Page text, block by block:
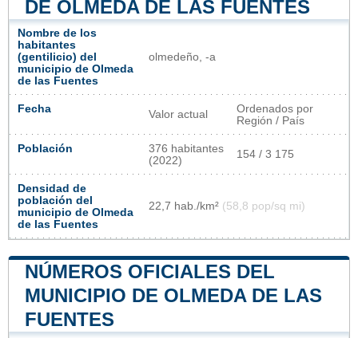
DE OLMEDA DE LAS FUENTES
Nombre de los
habitantes
(gentilicio) del
municipio de Olmeda
de las Fuentes
olmedeño, -a
Fecha Valor actual
Ordenados por
Región / País
Población
376 habitantes
(2022)
154 / 3 175
Densidad de
población del
municipio de Olmeda
de las Fuentes
22,7 hab./km² (58,8 pop/sq mi)
NÚMEROS OFICIALES DEL
MUNICIPIO DE OLMEDA DE LAS
FUENTES